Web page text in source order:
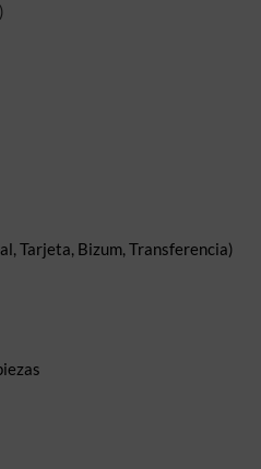
Tarjeta, Bizum, Transferencia)